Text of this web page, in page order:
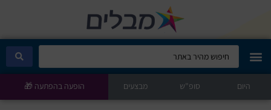
מבלים קלאב
היום סופ"ש מבצעים הופעה בהפתעה 🎁